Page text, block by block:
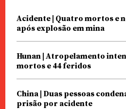
Acidente | Quatro mortos e
após explosão em mina
Hunan | Atropelamento
mortos e 44 feridos
China | Duas pessoas
prisão por acidente